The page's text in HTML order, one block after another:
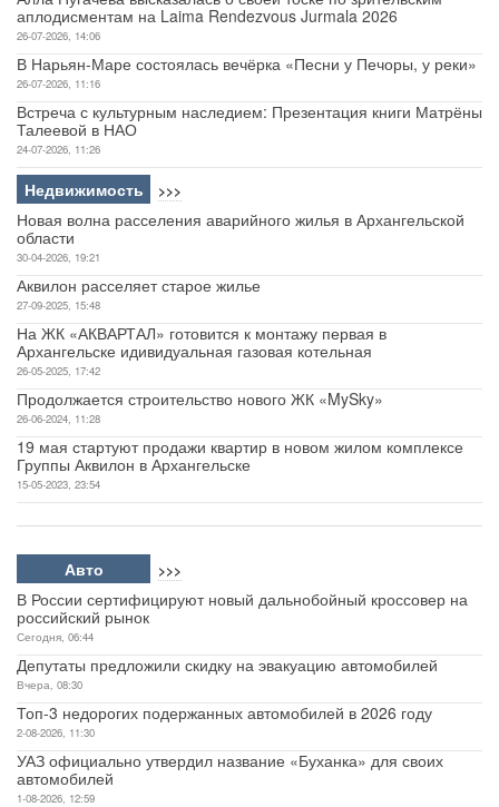
аплодисментам на Laima Rendezvous Jurmala 2026
26-07-2026, 14:06
В Нарьян-Маре состоялась вечёрка «Песни у Печоры, у реки»
26-07-2026, 11:16
Встреча с культурным наследием: Презентация книги Матрёны
Талеевой в НАО
24-07-2026, 11:26
Недвижимость >>>
Новая волна расселения аварийного жилья в Архангельской
области
30-04-2026, 19:21
Аквилон расселяет старое жилье
27-09-2025, 15:48
На ЖК «АКВАРТАЛ» готовится к монтажу первая в
Архангельске идивидуальная газовая котельная
26-05-2025, 17:42
Продолжается строительство нового ЖК «MySky»
26-06-2024, 11:28
19 мая стартуют продажи квартир в новом жилом комплексе
Группы Аквилон в Архангельске
15-05-2023, 23:54
Авто >>>
В России сертифицируют новый дальнобойный кроссовер на
российский рынок
Сегодня, 06:44
Депутаты предложили скидку на эвакуацию автомобилей
Вчера, 08:30
Топ-3 недорогих подержанных автомобилей в 2026 году
2-08-2026, 11:30
УАЗ официально утвердил название «Буханка» для своих
автомобилей
1-08-2026, 12:59